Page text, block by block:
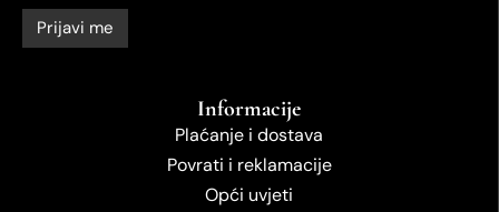
Informacije
Plaćanje i dostava
Povrati i reklamacije
Opći uvjeti